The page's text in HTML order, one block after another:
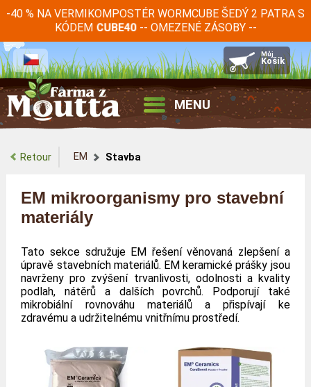
-40 % NA VERMIKOMPOSTÉR WORMCUBE ŠEDÝ 2 PATRA S
KÓDEM CUBE40-- OMEZENÉ ZÁSOBY --
MENU
Retour EM Stavba
EM mikroorganismy pro stavební
materiály
Tato sekce sdružuje EM řešení věnovaná zlepšení a
úpravě stavebních materiálů. EM keramické prášky jsou
navrženy pro zvýšení trvanlivosti, odolnosti a kvality
podlah, nátěrů a dalších povrchů. Podporují také
mikrobiální rovnováhu materiálů a přispívají ke
zdravému a udržitelnému vnitřnímu prostředí.